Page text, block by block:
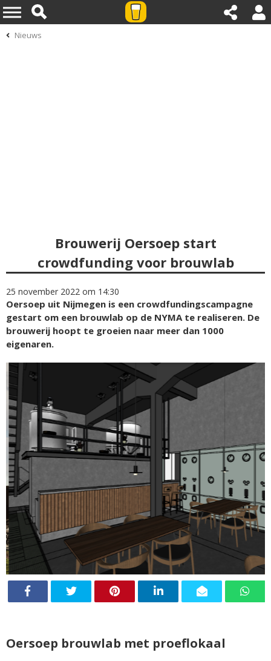
Nieuws
Brouwerij Oersoep start
crowdfunding voor brouwlab
25 november 2022 om 14:30
Oersoep uit Nijmegen is een crowdfundingscampagne
gestart om een brouwlab op de NYMA te realiseren. De
brouwerij hoopt te groeien naar meer dan 1000
eigenaren.
Oersoep brouwlab met proeflokaal